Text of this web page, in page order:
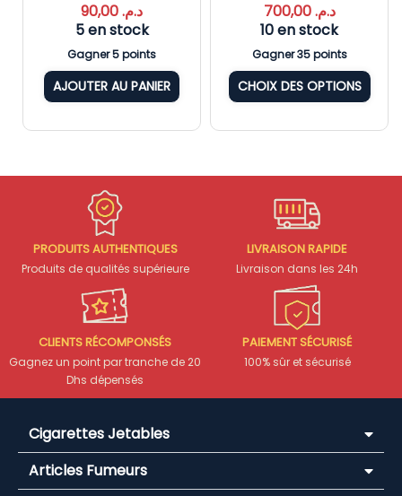
د.م.
5 en stock
Gagner 5 points
AJOUTER AU PANIER
د.م.700,00
10 en stock
Gagner 35 points
CHOIX DES OPTIONS
PRODUITS AUTHENTIQUES
Produits de qualités supérieure
LIVRAISON RAPIDE
Livraison dans les 24h
CLIENTS RÉCOMPONSÉS
Gagnez un point par tranche de 20
Dhs dépensés
PAIEMENT SÉCURISÉ
100% sûr et sécurisé
Cigarettes Jetables
Articles Fumeurs